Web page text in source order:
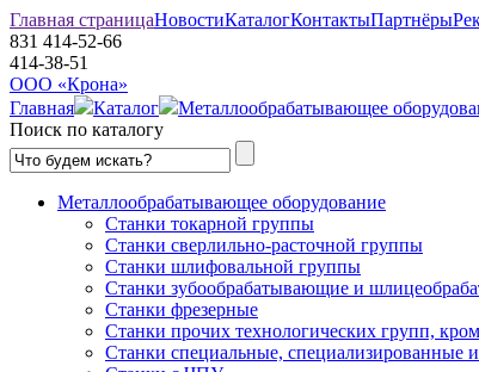
Главная страницаНовостиКаталогКонтактыПартнёры
831 414-52-66
414-38-51
ООО «Крона»
Главная
Каталог Металлообрабатывающее
Поиск по каталогу
Металлообрабатывающее оборудование
Станки токарной группы
Станки сверлильно-расточной группы
Станки шлифовальной группы
Станки зубообрабатывающие и
Станки фрезерные
Станки прочих технологических групп,
Станки специальные, специализированные